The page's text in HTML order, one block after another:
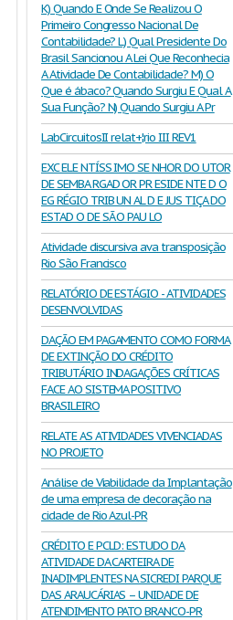
K) Quando E Onde Se Realizou O
Primeiro Congresso Nacional De
Contabilidade? L) Qual Presidente Do
Brasil Sancionou A Lei Que Reconhecia
A Atividade De Contabilidade? M) O
Que é ábaco? Quando Surgiu E Qual A
Sua Função? N) Quando Surgiu A Pr
LabCircuitosII relat+¦rio III REV1
EXC ELE NTÍSS IMO SE NHOR DO UTOR
DE SEMBA RGAD OR PR ESIDE NTE D O
EG RÉGIO TRIB UN AL D E JUS TIÇA DO
ESTAD O DE SÃ O PAU LO
Atividade discursiva ava transposição
Rio São Francisco
RELATÓRIO DE ESTÁGIO - ATIVIDADES
DESENVOLVIDAS
DAÇÃO EM PAGAMENTO COMO FORMA
DE EXTINÇÃO DO CRÉDITO
TRIBUTÁRIO INDAGAÇÕES CRÍTICAS
FACE AO SISTEMA POSITIVO
BRASILEIRO
RELATE AS ATIVIDADES VIVENCIADAS
NO PROJETO
Análise de Viabilidade da Implantação
de uma empresa de decoração na
cidade de Rio Azul-PR
CRÉDITO E PCLD: ESTUDO DA
ATIVIDADE DA CARTEIRA DE
INADIMPLENTES NA SICREDI PARQUE
DAS ARAUCÁRIAS – UNIDADE DE
ATENDIMENTO PATO BRANCO-PR